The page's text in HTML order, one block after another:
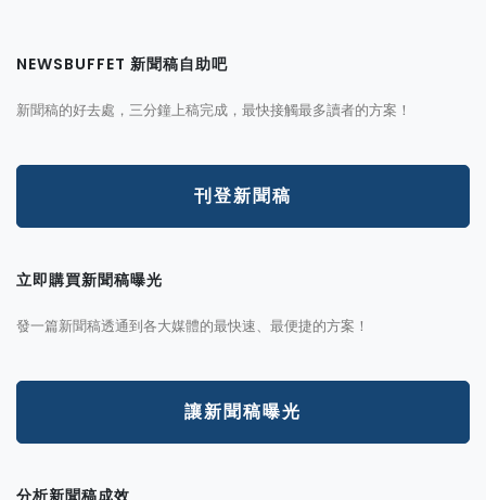
NEWSBUFFET 新聞稿自助吧
新聞稿的好去處，三分鐘上稿完成，最快接觸最多讀者的方案！
刊登新聞稿
立即購買新聞稿曝光
發一篇新聞稿透通到各大媒體的最快速、最便捷的方案！
讓新聞稿曝光